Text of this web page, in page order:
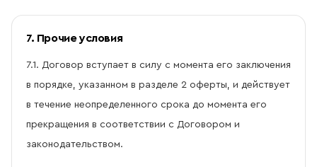
7. Прочие условия
7.1. Договор вступает в силу с момента его заключения
в порядке, указанном в разделе 2 оферты, и действует
в течение неопределенного срока до момента его
прекращения в соответствии с Договором и
законодательством.